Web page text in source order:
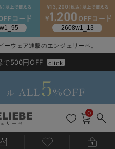
ウェア通販のエンジェリーベ。
) 7,700円以上で送料無料
で500円OFF click
0